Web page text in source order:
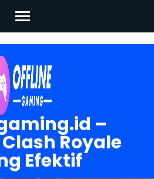
–
Royale
Efektif